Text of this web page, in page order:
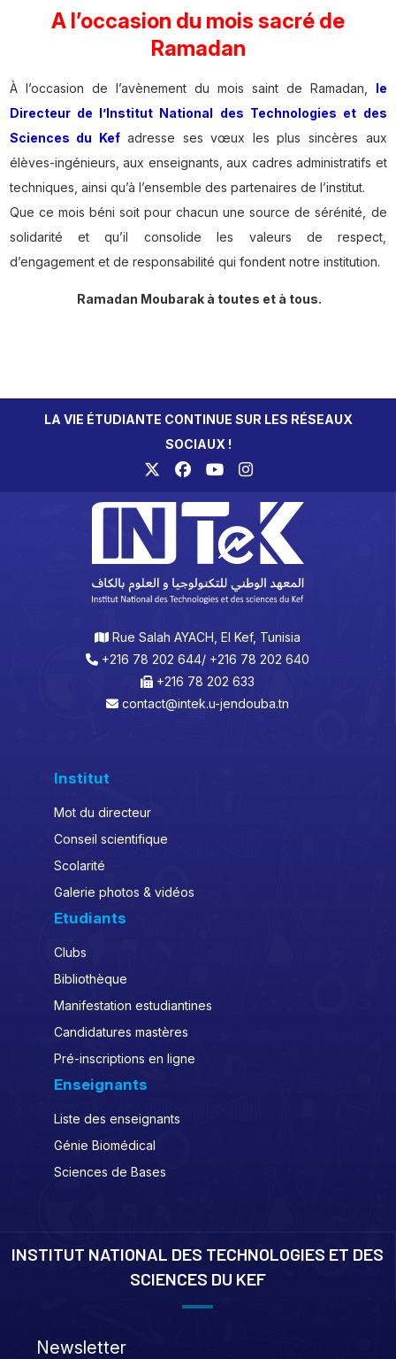
A l’occasion du mois sacré de
Ramadan
À l’occasion de l’avènement du mois saint de Ramadan, le
Directeur de l’Institut National des Technologies et des
Sciences du Kefadresse ses vœux les plus sincères aux
élèves-ingénieurs, aux enseignants, aux cadres administratifs et
techniques, ainsi qu’à l’ensemble des partenaires de l’institut.
Que ce mois béni soit pour chacun une source de sérénité, de
solidarité et qu’il consolide les valeurs de respect,
d’engagement et de responsabilité qui fondent notre institution.
Ramadan Moubarak à toutes et à tous.
LA VIE ÉTUDIANTE CONTINUE SUR LES RÉSEAUX
SOCIAUX !
Rue Salah AYACH, El Kef, Tunisia
+216 78 202 644/ +216 78 202 640
+216 78 202 633
contact@intek.u-jendouba.tn
Institut
Mot du directeur
Conseil scientifique
Scolarité
Galerie photos & vidéos
Etudiants
Clubs
Bibliothèque
Manifestation estudiantines
Candidatures mastères
Pré-inscriptions en ligne
Enseignants
Liste des enseignants
Génie Biomédical
Sciences de Bases
INSTITUT NATIONAL DES TECHNOLOGIES ET DES
SCIENCES DU KEF
Newsletter